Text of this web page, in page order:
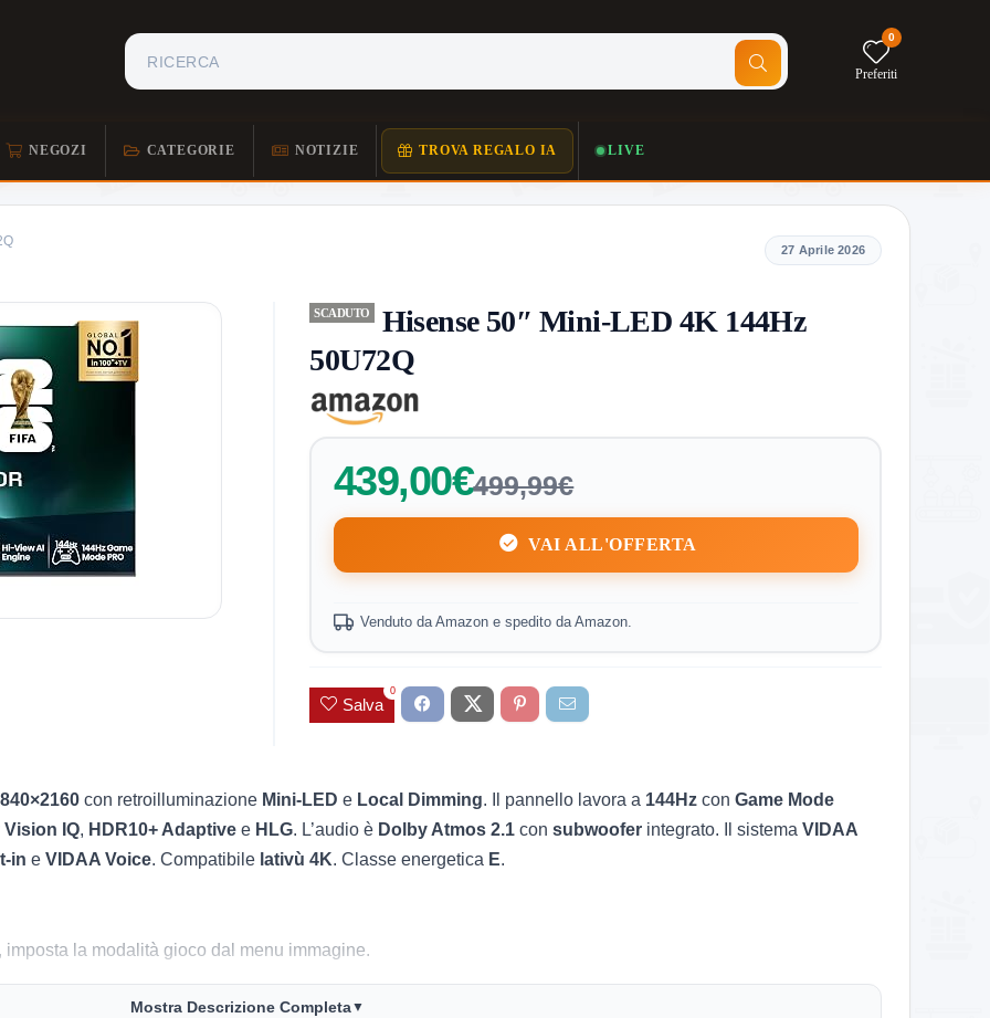
0
Preferiti
NEGOZI CATEGORIE NOTIZIE TROVA REGALO IA LIVE
SCADUTO
Hisense 50″ Mini‑LED 4K 144Hz
50U72Q
439,00€499,99€
VAI ALL'OFFERTA
Venduto da Amazon e spedito da Amazon.
Salva
0
27 Aprile 2026
con retroilluminazione Mini‑LED e Local Dimming. Il pannello lavora a 144Hz con Game Mode
Vision IQ, HDR10+ Adaptive e HLG. L’audio è Dolby Atmos 2.1 con subwoofer integrato. Il sistema VIDAA
e VIDAA Voice. Compatibile lativù 4K. Classe energetica E.
imposta la modalità gioco dal menu immagine.
Mostra Descrizione Completa▼